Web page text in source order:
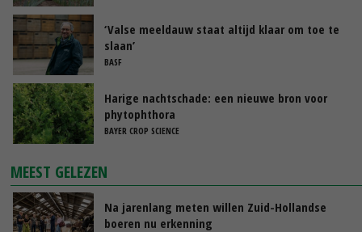
‘Valse meeldauw staat altijd klaar om toe te
slaan’
BASF
Harige nachtschade: een nieuwe bron voor
phytophthora
BAYER CROP SCIENCE
MEEST GELEZEN
Na jarenlang meten willen Zuid-Hollandse
boeren nu erkenning